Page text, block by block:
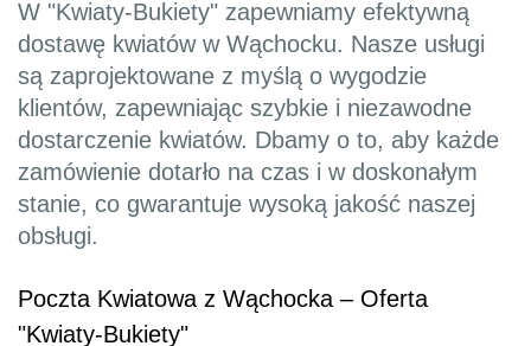
W "Kwiaty-Bukiety" zapewniamy efektywną
dostawę kwiatów w Wąchocku. Nasze usługi
są zaprojektowane z myślą o wygodzie
klientów, zapewniając szybkie i niezawodne
dostarczenie kwiatów. Dbamy o to, aby każde
zamówienie dotarło na czas i w doskonałym
stanie, co gwarantuje wysoką jakość naszej
obsługi.
Poczta Kwiatowa z Wąchocka – Oferta
"Kwiaty-Bukiety"